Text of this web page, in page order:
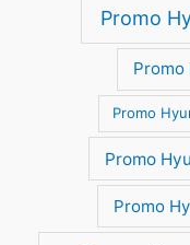
Promo
Promo
Promo
Promo
Promo